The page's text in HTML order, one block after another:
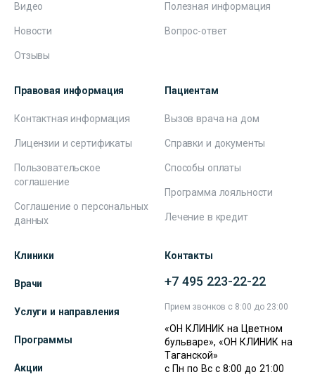
Видео
Новости
Отзывы
Полезная информация
Вопрос-ответ
Правовая информация
Контактная информация
Лицензии и сертификаты
Пользовательское
соглашение
Соглашение о персональных
данных
Пациентам
Вызов врача на дом
Справки и документы
Способы оплаты
Программа лояльности
Лечение в кредит
Клиники
Врачи
Услуги и направления
Программы
Акции
Контакты
+7 495 223-22-22
Прием звонков с 8:00 до 23:00
«ОН КЛИНИК на Цветном
бульваре», «ОН КЛИНИК на
Таганской»
с Пн по Вс с 8:00 до 21:00